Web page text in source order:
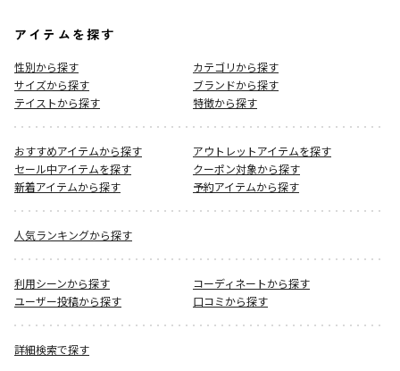
アイテムを探す
性別から探す
カテゴリから探す
サイズから探す
ブランドから探す
テイストから探す
特徴から探す
おすすめアイテムから探す
アウトレットアイテムを探す
セール中アイテムを探す
クーポン対象から探す
新着アイテムから探す
予約アイテムから探す
人気ランキングから探す
利用シーンから探す
コーディネートから探す
ユーザー投稿から探す
口コミから探す
詳細検索で探す